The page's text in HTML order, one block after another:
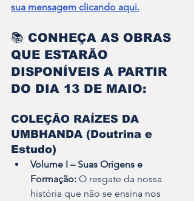
sua mensagem clicando aqui.
📚 CONHEÇA AS OBRAS
QUE ESTARÃO
DISPONÍVEIS A PARTIR
DO DIA 13 DE MAIO:
COLEÇÃO RAÍZES DA
UMBHANDA (Doutrina e
Estudo)
Volume I – Suas Origens e
Formação: O resgate da nossa
história que não se ensina nos